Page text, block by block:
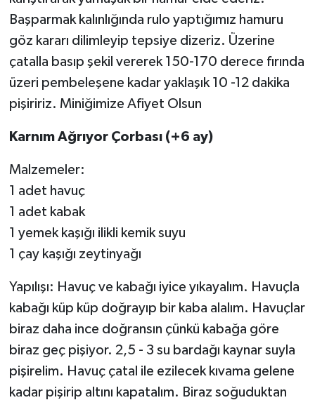
Başparmak kalınlığında rulo yaptığımız hamuru
göz kararı dilimleyip tepsiye dizeriz. Üzerine
çatalla basıp şekil vererek 150-170 derece fırında
üzeri pembeleşene kadar yaklaşık 10 -12 dakika
pişiririz. Miniğimize Afiyet Olsun
Karnım Ağrıyor Çorbası (+6 ay)
Malzemeler:
1 adet havuç
1 adet kabak
1 yemek kaşığı ilikli kemik suyu
1 çay kaşığı zeytinyağı
Yapılışı: Havuç ve kabağı iyice yıkayalım. Havuçla
kabağı küp küp doğrayıp bir kaba alalım. Havuçlar
biraz daha ince doğransın çünkü kabağa göre
biraz geç pişiyor. 2,5 - 3 su bardağı kaynar suyla
pişirelim. Havuç çatal ile ezilecek kıvama gelene
kadar pişirip altını kapatalım. Biraz soğuduktan